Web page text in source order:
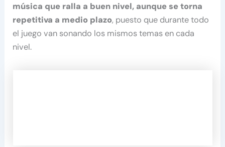
música que ralla a buen nivel, aunque se torna
repetitiva a medio plazo, puesto que durante todo
el juego van sonando los mismos temas en cada
nivel.